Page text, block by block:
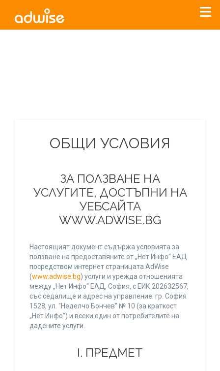
ОБЩИ УСЛОВИЯ
ЗА ПОЛЗВАНЕ НА
УСЛУГИТЕ, ДОСТЪПНИ НА
УЕБСАЙТА
WWW.ADWISE.BG
Настоящият документ съдържа условията за
ползване на предоставяните от „Нет Инфо“ ЕАД
посредством интернет страницата AdWise
(www.adwise.bg) услуги и урежда отношенията
между „Нет Инфо“ ЕАД, София, с ЕИК 202632567,
със седалище и адрес на управление: гр. София
1528, ул. "Неделчо Бончев" № 10 (за краткост
„Нет Инфо“) и всеки един от потребителите на
дадените услуги.
І. ПРЕДМЕТ